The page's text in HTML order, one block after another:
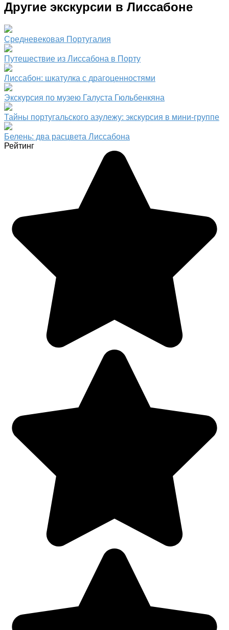
Другие экскурсии в Лиссабоне
Средневековая Португалия
Путешествие из Лиссабона в Порту
Лиссабон: шкатулка с драгоценностями
Экскурсия по музею Галуста Гюльбенкяна
Тайны португальского азулежу: экскурсия в мини-группе
Белень: два расцвета Лиссабона
Рейтинг